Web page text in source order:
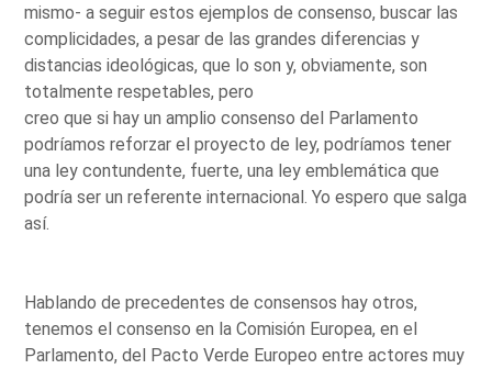
mismo- a seguir estos ejemplos de consenso, buscar las
complicidades, a pesar de las grandes diferencias y
distancias ideológicas, que lo son y, obviamente, son
totalmente respetables, pero
creo que si hay un amplio consenso del Parlamento
podríamos reforzar el proyecto de ley, podríamos tener
una ley contundente, fuerte, una ley emblemática que
podría ser un referente internacional. Yo espero que salga
así.
Hablando de precedentes de consensos hay otros,
tenemos el consenso en la Comisión Europea, en el
Parlamento, del Pacto Verde Europeo entre actores muy